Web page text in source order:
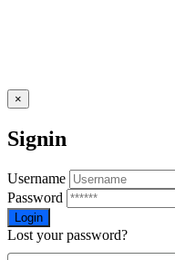
×
Signin
Username
Password
Lost your password?